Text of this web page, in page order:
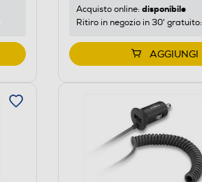
Acquisto online: disponibile
Ritiro in negozio in 30' gratuito:
AGGIUNGI